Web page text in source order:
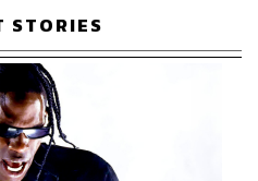
นนพระราม 9 จึงตอบโจทย์
ในการสร้างและส่งต่อ
ำที่สมบูรณ์แบบร่วมกัน
นินทร์ เรสซิเดนเซส ไร้คู่แข่ง
สองชั้นเพียงแห่งเดียวในโซน
STORIES